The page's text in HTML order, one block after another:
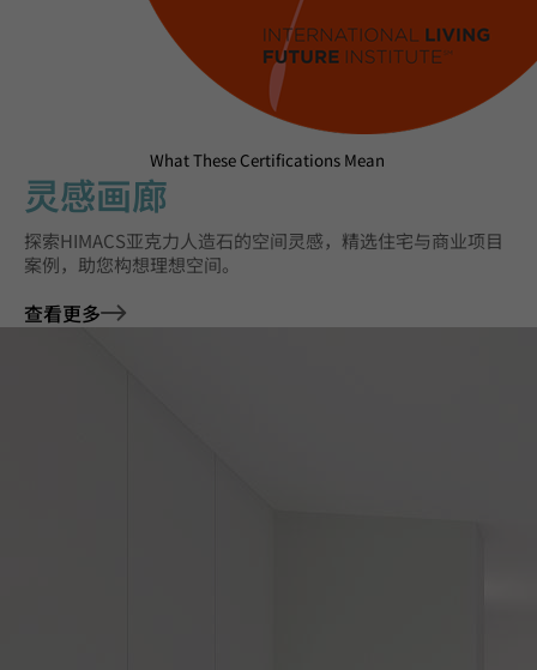
What These Certifications Mean
灵感画廊
探索HIMACS亚克力人造石的空间灵感，精选住宅与商业项目
案例，助您构想理想空间。
查看更多